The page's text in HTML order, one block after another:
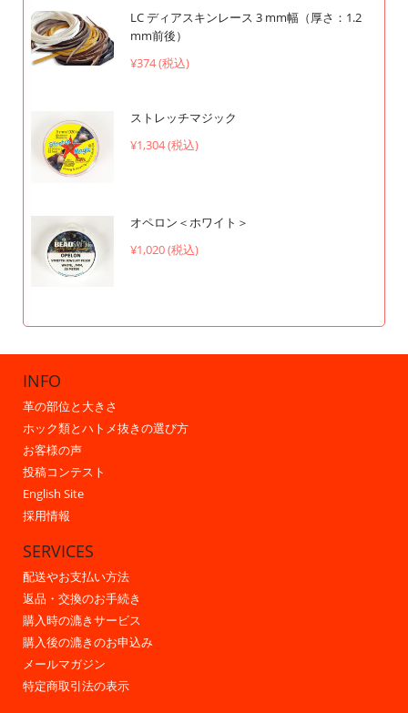
LC ディアスキンレース 3 mm幅（厚さ：1.2
mm前後）
¥374 (税込)
ストレッチマジック
¥1,304 (税込)
オペロン＜ホワイト＞
¥1,020 (税込)
INFO
革の部位と大きさ
ホック類とハトメ抜きの選び方
お客様の声
投稿コンテスト
English Site
採用情報
SERVICES
配送やお支払い方法
返品・交換のお手続き
購入時の漉きサービス
購入後の漉きのお申込み
メールマガジン
特定商取引法の表示